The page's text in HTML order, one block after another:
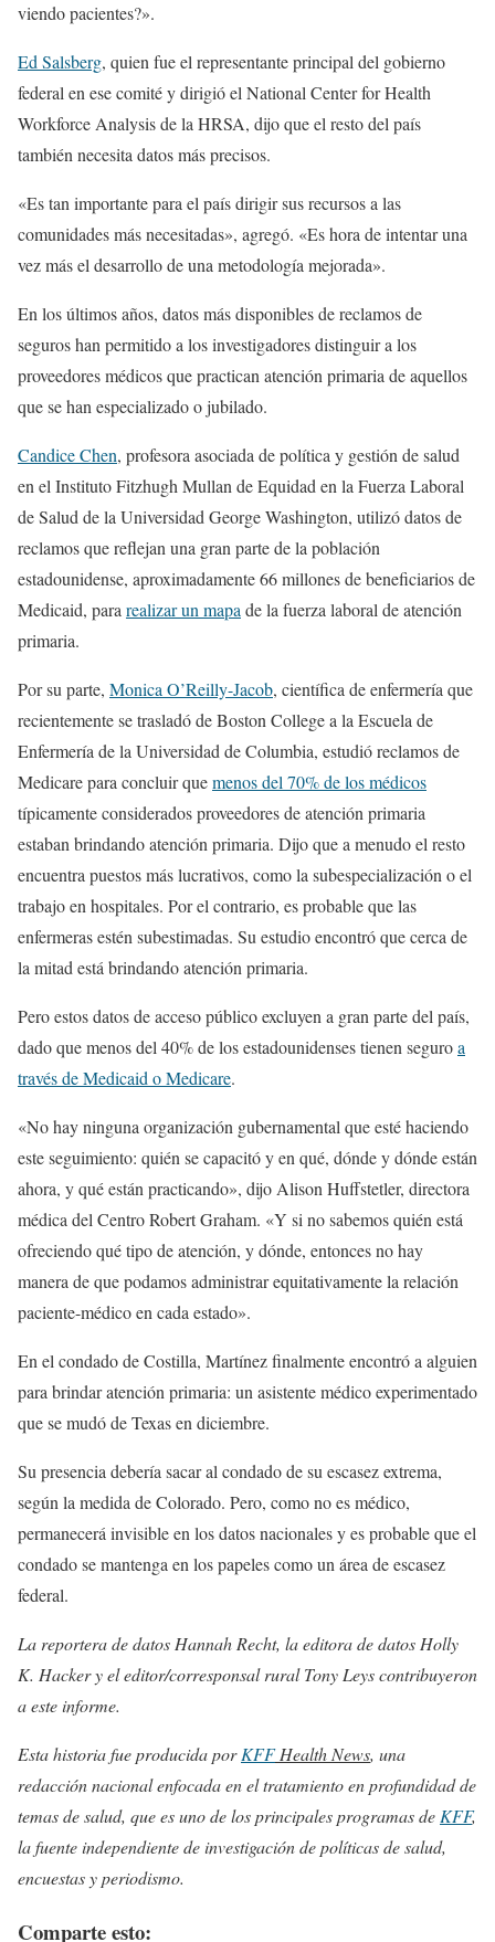
viendo pacientes?».
Ed Salsberg, quien fue el representante principal del gobierno
federal en ese comité y dirigió el National Center for Health
Workforce Analysis de la HRSA, dijo que el resto del país
también necesita datos más precisos.
«Es tan importante para el país dirigir sus recursos a las
comunidades más necesitadas», agregó. «Es hora de intentar una
vez más el desarrollo de una metodología mejorada».
En los últimos años, datos más disponibles de reclamos de
seguros han permitido a los investigadores distinguir a los
proveedores médicos que practican atención primaria de aquellos
que se han especializado o jubilado.
Candice Chen, profesora asociada de política y gestión de salud
en el Instituto Fitzhugh Mullan de Equidad en la Fuerza Laboral
de Salud de la Universidad George Washington, utilizó datos de
reclamos que reflejan una gran parte de la población
estadounidense, aproximadamente 66 millones de beneficiarios de
Medicaid, pararealizar un mapade la fuerza laboral de atención
primaria.
Por su parte, Monica O’Reilly-Jacob, científica de enfermería que
recientemente se trasladó de Boston College a la Escuela de
Enfermería de la Universidad de Columbia, estudió reclamos de
Medicare para concluir quemenos del 70% de los médicos
típicamente considerados proveedores de atención primaria
estaban brindando atención primaria. Dijo que a menudo el resto
encuentra puestos más lucrativos, como la subespecialización o el
trabajo en hospitales. Por el contrario, es probable que las
enfermeras estén subestimadas. Su estudio encontró que cerca de
la mitad está brindando atención primaria.
Pero estos datos de acceso público excluyen a gran parte del país,
dado que menos del 40% de los estadounidenses tienen seguroa
través de Medicaid o Medicare.
«No hay ninguna organización gubernamental que esté haciendo
este seguimiento: quién se capacitó y en qué, dónde y dónde están
ahora, y qué están practicando», dijo Alison Huffstetler, directora
médica del Centro Robert Graham. «Y si no sabemos quién está
ofreciendo qué tipo de atención, y dónde, entonces no hay
manera de que podamos administrar equitativamente la relación
paciente-médico en cada estado».
En el condado de Costilla, Martínez finalmente encontró a alguien
para brindar atención primaria: un asistente médico experimentado
que se mudó de Texas en diciembre.
Su presencia debería sacar al condado de su escasez extrema,
según la medida de Colorado. Pero, como no es médico,
permanecerá invisible en los datos nacionales y es probable que el
condado se mantenga en los papeles como un área de escasez
federal.
La reportera de datos Hannah Recht, la editora de datos Holly
K. Hacker y el editor/corresponsal rural Tony Leys contribuyeron
a este informe.
Esta historia fue producida porKFFHealth News, una
redacción nacional enfocada en el tratamiento en profundidad de
temas de salud, que es uno de los principales programas deKFF,
la fuente independiente de investigación de políticas de salud,
encuestas y periodismo.
Comparte esto: